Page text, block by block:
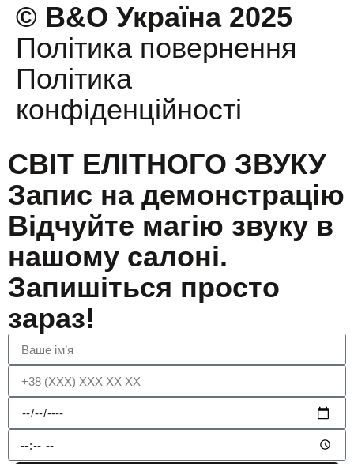
© B&O Україна 2025
Політика повернення
Політика
конфіденційності
СВІТ ЕЛІТНОГО ЗВУКУ
Запис на демонстрацію
Відчуйте магію звуку в
нашому салоні.
Запишіться просто
зараз!